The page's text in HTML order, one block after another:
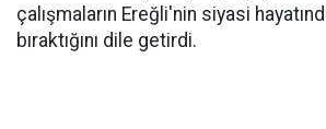
çalışmaların Ereğli'nin siyasi
bıraktığını dile getirdi.